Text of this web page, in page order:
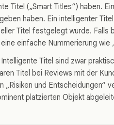
Titel („Smart Titles“) haben.
haben. Ein intelligenter
Titel festgelegt wurde. Falls
einfache Nummerierung wie
Titel sind zwar
Titel bei Reviews mit der
und Entscheidungen“
platzierten Objekt